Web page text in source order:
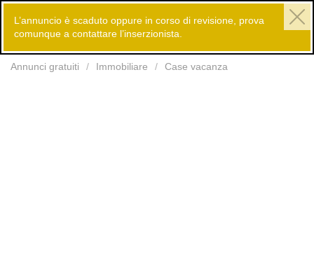
Annunci gratuiti Immobiliare Case vacanza
L’annuncio è scaduto oppure in corso di revisione, prova
comunque a contattare l’inserzionista.